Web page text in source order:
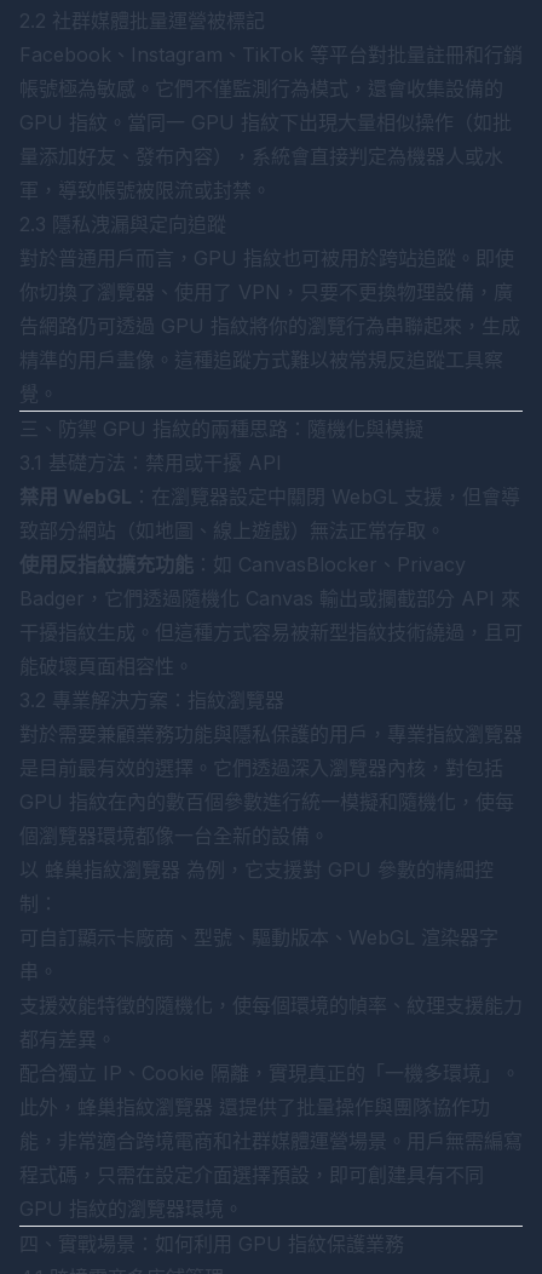
2.2 社群媒體批量運營被標記
Facebook、Instagram、TikTok 等平台對批量註冊和行銷
帳號極為敏感。它們不僅監測行為模式，還會收集設備的
GPU 指紋。當同一 GPU 指紋下出現大量相似操作（如批
量添加好友、發布內容），系統會直接判定為機器人或水
軍，導致帳號被限流或封禁。
2.3 隱私洩漏與定向追蹤
對於普通用戶而言，GPU 指紋也可被用於跨站追蹤。即使
你切換了瀏覽器、使用了 VPN，只要不更換物理設備，廣
告網路仍可透過 GPU 指紋將你的瀏覽行為串聯起來，生成
精準的用戶畫像。這種追蹤方式難以被常規反追蹤工具察
覺。
三、防禦 GPU 指紋的兩種思路：隨機化與模擬
3.1 基礎方法：禁用或干擾 API
禁用 WebGL ：在瀏覽器設定中關閉 WebGL 支援，但會導
致部分網站（如地圖、線上遊戲）無法正常存取。
使用反指紋擴充功能 ：如 CanvasBlocker、Privacy
Badger，它們透過隨機化 Canvas 輸出或攔截部分 API 來
干擾指紋生成。但這種方式容易被新型指紋技術繞過，且可
能破壞頁面相容性。
3.2 專業解決方案：指紋瀏覽器
對於需要兼顧業務功能與隱私保護的用戶，專業指紋瀏覽器
是目前最有效的選擇。它們透過深入瀏覽器內核，對包括
GPU 指紋在內的數百個參數進行統一模擬和隨機化，使每
個瀏覽器環境都像一台全新的設備。
以 蜂巢指紋瀏覽器 為例，它支援對 GPU 參數的精細控
制：
可自訂顯示卡廠商、型號、驅動版本、WebGL 渲染器字
串。
支援效能特徵的隨機化，使每個環境的幀率、紋理支援能力
都有差異。
配合獨立 IP、Cookie 隔離，實現真正的「一機多環境」。
此外， 蜂巢指紋瀏覽器 還提供了批量操作與團隊協作功
能，非常適合跨境電商和社群媒體運營場景。用戶無需編寫
程式碼，只需在設定介面選擇預設，即可創建具有不同
GPU 指紋的瀏覽器環境。
四、實戰場景：如何利用 GPU 指紋保護業務